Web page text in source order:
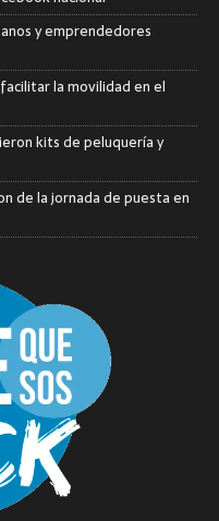
y emprendedores
la movilidad en el
kits de peluquería y
de la jornada de puesta en